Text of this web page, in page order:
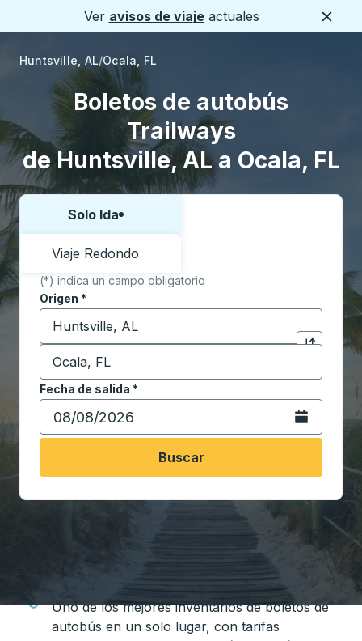
Ver avisos de viajeactuales
Huntsville, AL Ocala, FL
Boletos de autobús
Trailways
de Huntsville, AL a Ocala, FL
Elija una forma o viaje de ida y vuelta:
Solo Ida
Viaje Redondo
(*) indica un campo obligatorio
Origen *
Comience a escribir la ciudad de origen para abrir
Haga clic
Destino*
Comience a escribir la ciudad de destino para
Fecha de salida *
Escriba la fecha en formato de fecha Barra diagonal
Abra el
Buscar
Viajar hecho simple con Trailways
Precios inigualables
Uno de los mejores inventarios de boletos de
autobús en un solo lugar, con tarifas